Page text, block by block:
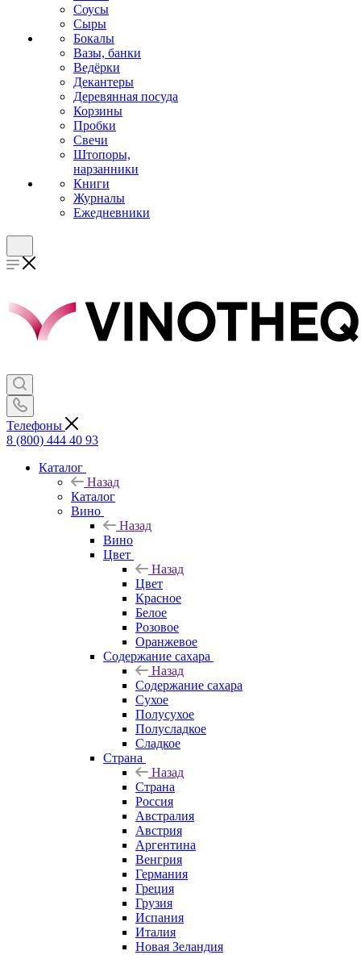
Соусы
Сыры
Бокалы
Вазы, банки
Ведёрки
Декантеры
Деревянная посуда
Корзины
Пробки
Свечи
Штопоры,
нарзанники
Книги
Журналы
Ежедневники
Телефоны
8 (800) 444 40 93
Каталог
Назад
Каталог
Вино
Назад
Вино
Цвет
Назад
Цвет
Красное
Белое
Розовое
Оранжевое
Содержание сахара
Назад
Содержание сахара
Сухое
Полусухое
Полусладкое
Сладкое
Страна
Назад
Страна
Россия
Австралия
Австрия
Аргентина
Венгрия
Германия
Греция
Грузия
Испания
Италия
Новая Зеландия